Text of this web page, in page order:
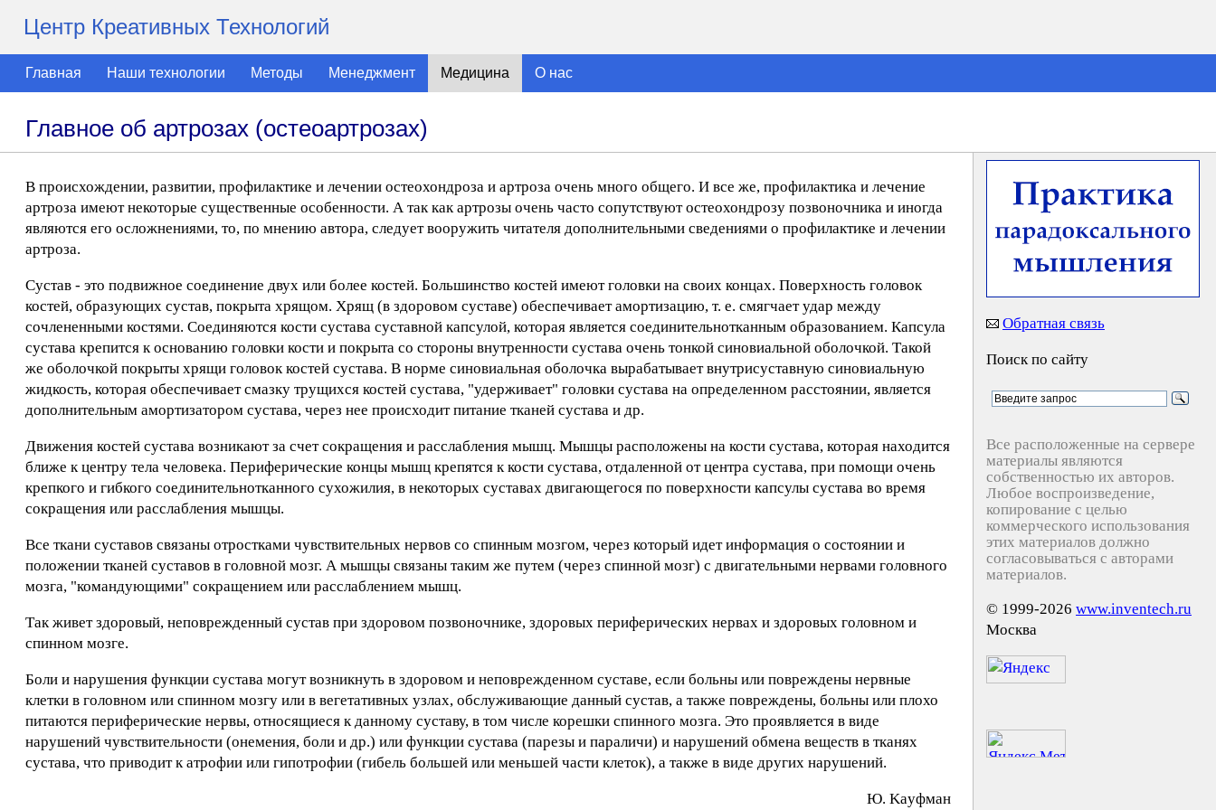
Центр Креативных Технологий
Главная Наши технологии Методы Менеджмент Медицина О нас
Главное об артрозах (остеоартрозах)
В происхождении, развитии, профилактике и лечении остеохондроза и артроза очень много общего. И все же, профилактика и лечение
артроза имеют некоторые существенные особенности. А так как артрозы очень часто сопутствуют остеохондрозу позвоночника и иногда
являются его осложнениями, то, по мнению автора, следует вооружить читателя дополнительными сведениями о профилактике и лечении
артроза.
Сустав - это подвижное соединение двух или более костей. Большинство костей имеют головки на своих концах. Поверхность головок
костей, образующих сустав, покрыта хрящом. Хрящ (в здоровом суставе) обеспечивает амортизацию, т. е. смягчает удар между
сочлененными костями. Соединяются кости сустава суставной капсулой, которая является соединительнотканным образованием. Капсула
сустава крепится к основанию головки кости и покрыта со стороны внутренности сустава очень тонкой синовиальной оболочкой. Такой
же оболочкой покрыты хрящи головок костей сустава. В норме синовиальная оболочка вырабатывает внутрисуставную синовиальную
жидкость, которая обеспечивает смазку трущихся костей сустава, "удерживает" головки сустава на определенном расстоянии, является
дополнительным амортизатором сустава, через нее происходит питание тканей сустава и др.
Движения костей сустава возникают за счет сокращения и расслабления мышц. Мышцы расположены на кости сустава, которая находится
ближе к центру тела человека. Периферические концы мышц крепятся к кости сустава, отдаленной от центра сустава, при помощи очень
крепкого и гибкого соединительнотканного сухожилия, в некоторых суставах двигающегося по поверхности капсулы сустава во время
сокращения или расслабления мышцы.
Все ткани суставов связаны отростками чувствительных нервов со спинным мозгом, через который идет информация о состоянии и
положении тканей суставов в головной мозг. А мышцы связаны таким же путем (через спинной мозг) с двигательными нервами головного
мозга, "командующими" сокращением или расслаблением мышц.
Так живет здоровый, неповрежденный сустав при здоровом позвоночнике, здоровых периферических нервах и здоровых головном и
спинном мозге.
Боли и нарушения функции сустава могут возникнуть в здоровом и неповрежденном суставе, если больны или повреждены нервные
клетки в головном или спинном мозгу или в вегетативных узлах, обслуживающие данный сустав, а также повреждены, больны или плохо
питаются периферические нервы, относящиеся к данному суставу, в том числе корешки спинного мозга. Это проявляется в виде
нарушений чувствительности (онемения, боли и др.) или функции сустава (парезы и параличи) и нарушений обмена веществ в тканях
сустава, что приводит к атрофии или гипотрофии (гибель большей или меньшей части клеток), а также в виде других нарушений.
Ю. Kayфмaн
Обратная связь
Поиск по сайту
Все расположенные на сервере
материалы являются
собственностью их авторов.
Любое воспроизведение,
копирование с целью
коммерческого использования
этих материалов должно
согласовываться с авторами
материалов.
© 1999-2026 www.inventech.ru
Москва